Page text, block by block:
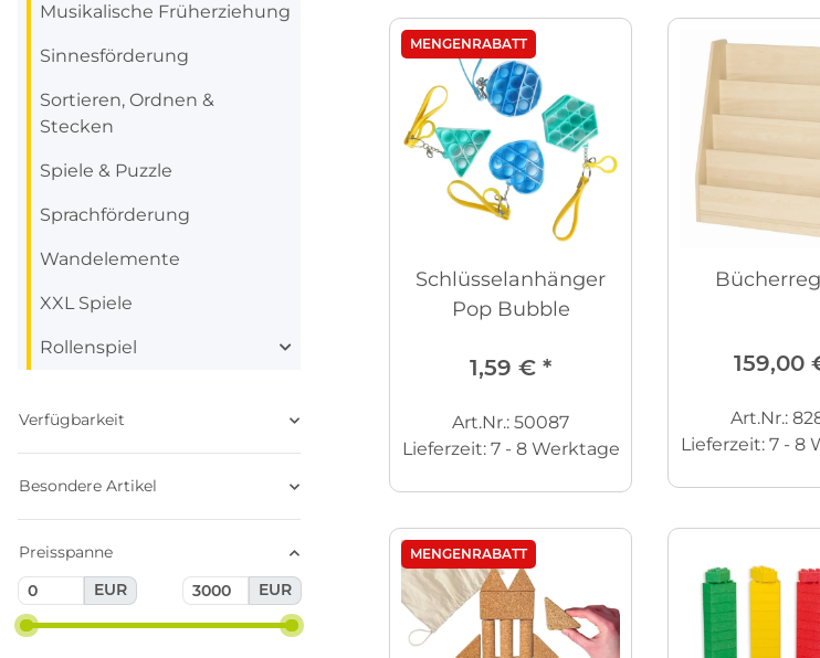
MENGENRABATT
Schlüsselanhänger
Pop Bubble
1,59 € *
Art.Nr.: 50087
Lieferzeit: 7 - 8 Werktage
159,00
Art.Nr.:
Lieferzeit: 7 - 8
MENGENRABATT
Musikalische Früherziehung
Sinnesförderung
Sortieren, Ordnen &
Stecken
Spiele & Puzzle
Sprachförderung
Wandelemente
XXL Spiele
Rollenspiel
Verfügbarkeit
Besondere Artikel
Preisspanne
EUR
EUR